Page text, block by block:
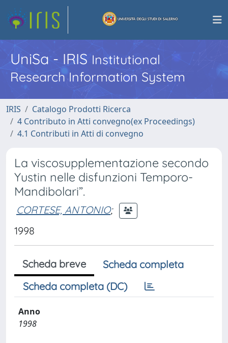
UniSa - IRISInstitutional
Research Information System
IRIS
Catalogo Prodotti Ricerca
4 Contributo in Atti convegno(ex Proceedings)
4.1 Contributi in Atti di convegno
La viscosupplementazione secondo
Yustin nelle disfunzioni Temporo-
Mandibolari”.
CORTESE, ANTONIO;
1998
Scheda breve
Scheda completa
Scheda completa (DC)
Anno
1998